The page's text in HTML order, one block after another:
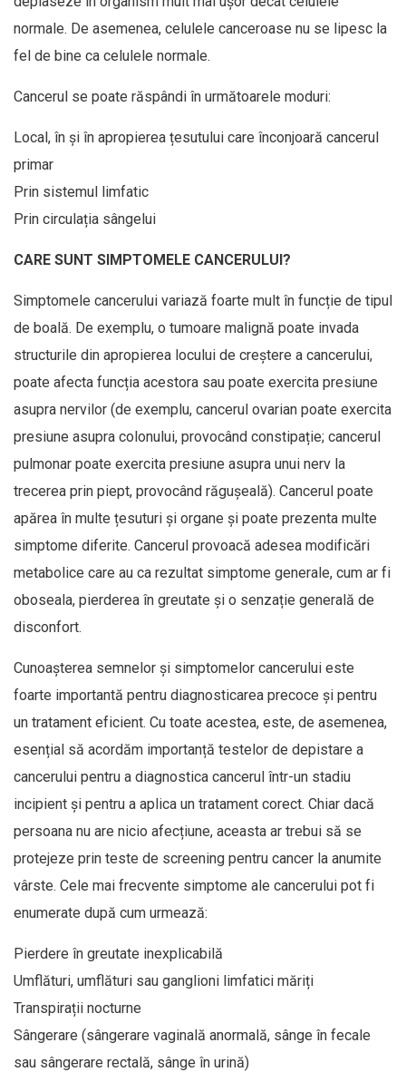
normale. De asemenea, celulele canceroase nu se lipesc la
fel de bine ca celulele normale.
Cancerul se poate răspândi în următoarele moduri:
Local, în și în apropierea țesutului care înconjoară cancerul
primar
Prin sistemul limfatic
Prin circulația sângelui
CARE SUNT SIMPTOMELE CANCERULUI?
Simptomele cancerului variază foarte mult în funcție de tipul
de boală. De exemplu, o tumoare malignă poate invada
structurile din apropierea locului de creștere a cancerului,
poate afecta funcția acestora sau poate exercita presiune
asupra nervilor (de exemplu, cancerul ovarian poate exercita
presiune asupra colonului, provocând constipație; cancerul
pulmonar poate exercita presiune asupra unui nerv la
trecerea prin piept, provocând răgușeală). Cancerul poate
apărea în multe țesuturi și organe și poate prezenta multe
simptome diferite. Cancerul provoacă adesea modificări
metabolice care au ca rezultat simptome generale, cum ar fi
oboseala, pierderea în greutate și o senzație generală de
disconfort.
Cunoașterea semnelor și simptomelor cancerului este
foarte importantă pentru diagnosticarea precoce și pentru
un tratament eficient. Cu toate acestea, este, de asemenea,
esențial să acordăm importanță testelor de depistare a
cancerului pentru a diagnostica cancerul într-un stadiu
incipient și pentru a aplica un tratament corect. Chiar dacă
persoana nu are nicio afecțiune, aceasta ar trebui să se
protejeze prin teste de screening pentru cancer la anumite
vârste. Cele mai frecvente simptome ale cancerului pot fi
enumerate după cum urmează:
Pierdere în greutate inexplicabilă
Umflături, umflături sau ganglioni limfatici măriți
Transpirații nocturne
Sângerare (sângerare vaginală anormală, sânge în fecale
sau sângerare rectală, sânge în urină)